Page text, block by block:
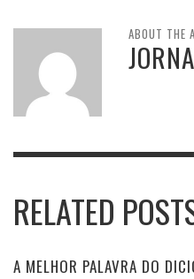
ABOUT THE
RELATED
A MELHOR PALAVRA DO